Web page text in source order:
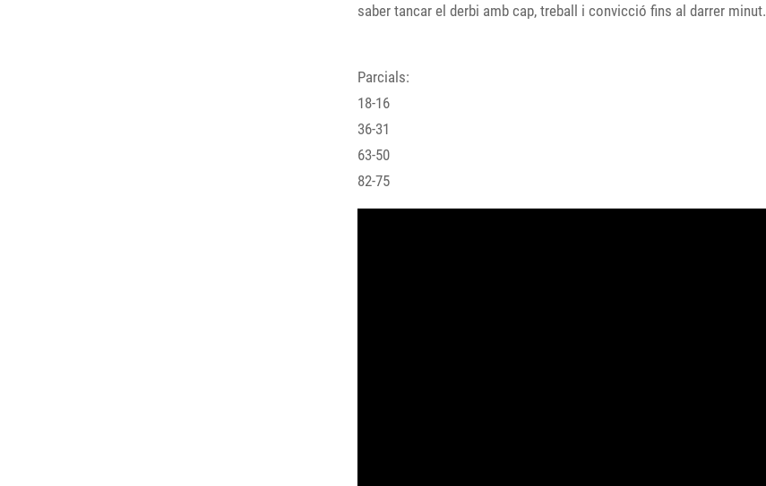
saber tancar el derbi amb cap, treball i convicció fins al darrer minut.
Parcials:
18-16
36-31
63-50
82-75